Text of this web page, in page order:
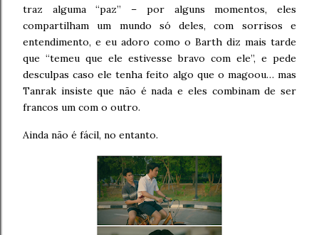
traz alguma “paz” – por alguns momentos, eles
compartilham um mundo só deles, com sorrisos e
entendimento, e eu adoro como o Barth diz mais tarde
que “temeu que ele estivesse bravo com ele”, e pede
desculpas caso ele tenha feito algo que o magoou… mas
Tanrak insiste que não é nada e eles combinam de ser
francos um com o outro.
Ainda não é fácil, no entanto.